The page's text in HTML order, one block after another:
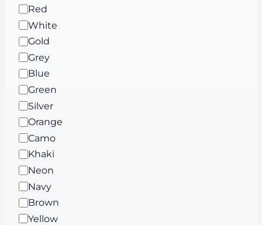
в
я
т
Red
White
Gold
Grey
Blue
Green
Silver
Orange
Camo
Khaki
Neon
Navy
Brown
Yellow